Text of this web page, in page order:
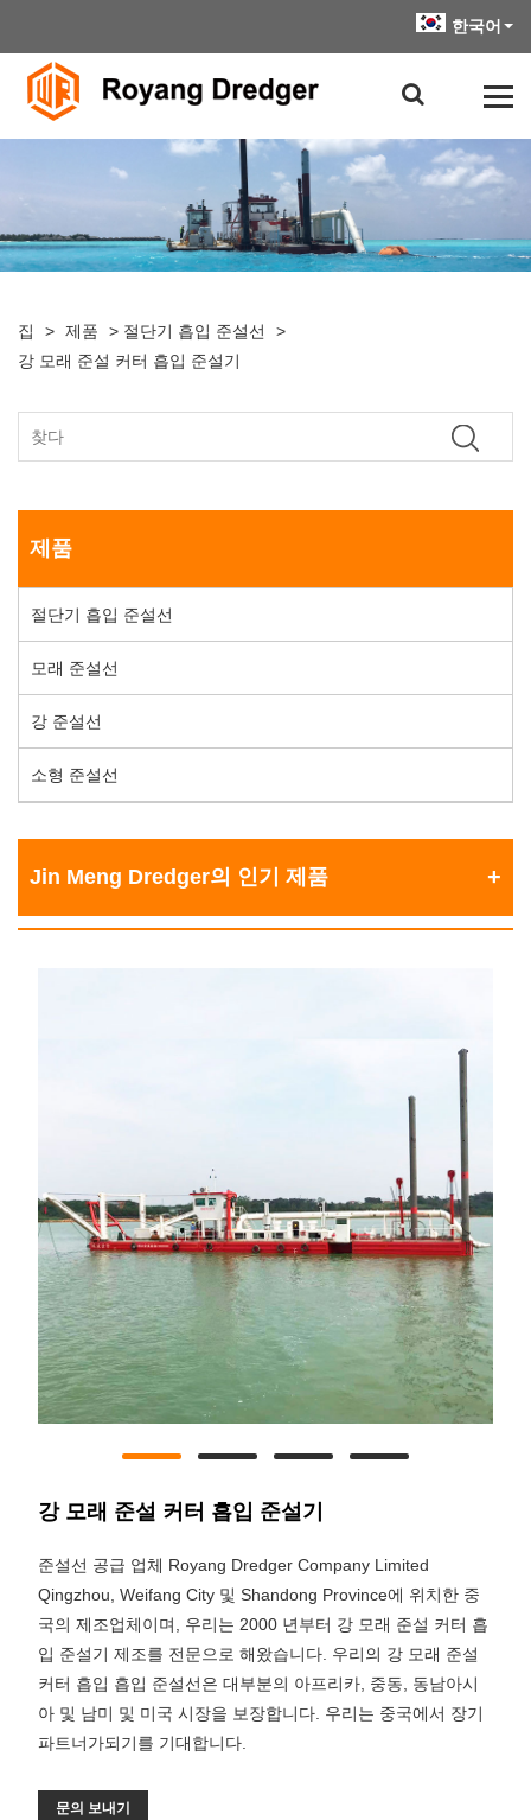
한국어
집 > 제품 > 절단기 흡입 준설선
>
강 모래 준설 커터 흡입 준설기
제품
절단기 흡입 준설선
모래 준설선
강 준설선
소형 준설선
Jin Meng Dredger의 인기 제품
강 모래 준설 커터 흡입 준설기
준설선 공급 업체 Royang Dredger Company Limited
Qingzhou, Weifang City 및 Shandong Province에 위치한 중
국의 제조업체이며, 우리는 2000 년부터 강 모래 준설 커터 흡
입 준설기 제조를 전문으로 해왔습니다. 우리의 강 모래 준설
커터 흡입 흡입 준설선은 대부분의 아프리카, 중동, 동남아시
아 및 남미 및 미국 시장을 보장합니다. 우리는 중국에서 장기
파트너가되기를 기대합니다.
문의 보내기